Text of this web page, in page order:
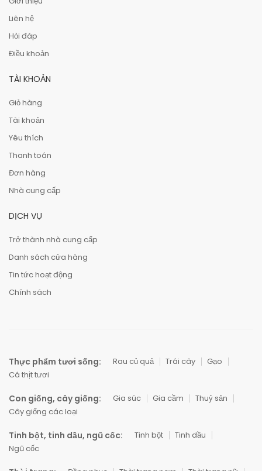
Liên hệ
Hỏi đáp
Điều khoản
TÀI KHOẢN
Giỏ hàng
Tài khoản
Yêu thích
Thanh toán
Đơn hàng
Nhà cung cấp
DỊCH VỤ
Trở thành nhà cung cấp
Danh sách cửa hàng
Tin tức hoạt động
Chính sách
Thực phẩm tươi sống: Rau củ quả Trái cây
Gạo
Cá thịt tươi
Con giống, cây giống: Gia súc Gia cầm
Thuỷ sản
Cây giống các loại
Tinh bột, tinh dầu, ngũ cốc: Tinh bột
Tinh dầu
Ngũ cốc